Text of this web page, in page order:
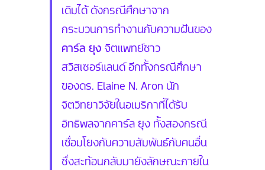
เดิมได้ ดังกรณีศึกษาจาก
กระบวนการทำงานกับความฝันของ
คาร์ล ยุง จิตแพทย์ชาว
สวิสเซอร์แลนด์ อีกทั้งกรณีศึกษา
ของดร. Elaine N. Aron นัก
จิตวิทยาวิจัยในอเมริกาที่ได้รับ
อิทธิพลจากคาร์ล ยุง ทั้งสองกรณี
เชื่อมโยงกับความสัมพันธ์กับคนอื่น
ซึ่งสะท้อนกลับมายังลักษณะภายใน